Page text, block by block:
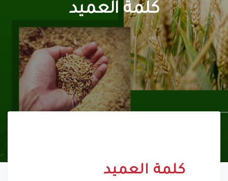
كلمة العميد
كلمة العميد